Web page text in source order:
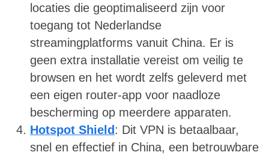
locaties die geoptimaliseerd zijn voor
toegang tot Nederlandse
streamingplatforms vanuit China. Er is
geen extra installatie vereist om veilig te
browsen en het wordt zelfs geleverd met
een eigen router-app voor naadloze
bescherming op meerdere apparaten.
Hotspot Shield : Dit VPN is betaalbaar,
snel en effectief in China, een betrouwbare